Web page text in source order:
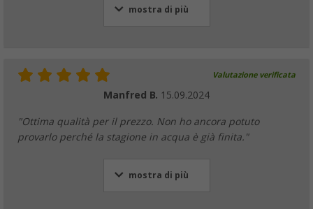
mostra di più
Valutazione verificata
Manfred B. 15.09.2024
"Ottima qualità per il prezzo. Non ho ancora potuto
provarlo perché la stagione in acqua è già finita."
mostra di più